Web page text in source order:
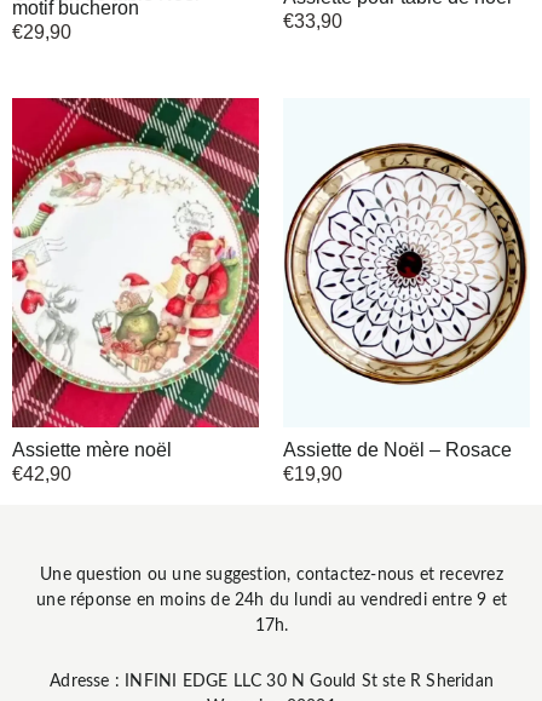
motif bucheron
€29,90
€33,90
Assiette mère noël
€42,90
Assiette de Noël – Rosace
€19,90
Une question ou une suggestion, contactez-nous et recevrez
une réponse en moins de 24h du lundi au vendredi entre 9 et
17h.
Adresse : INFINI EDGE LLC 30 N Gould St ste R Sheridan